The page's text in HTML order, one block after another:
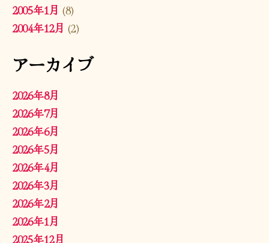
2005年1月 (8)
2004年12月 (2)
アーカイブ
2026年8月
2026年7月
2026年6月
2026年5月
2026年4月
2026年3月
2026年2月
2026年1月
2025年12月